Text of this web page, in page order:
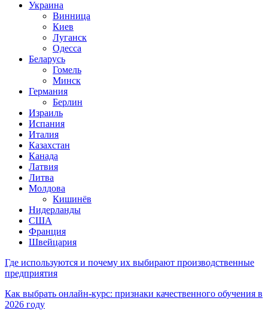
Украина
Винница
Киев
Луганск
Одесса
Беларусь
Гомель
Минск
Германия
Берлин
Израиль
Испания
Италия
Казахстан
Канада
Латвия
Литва
Молдова
Кишинёв
Нидерланды
США
Франция
Швейцария
Где используются и почему их выбирают производственные
предприятия
Как выбрать онлайн-курс: признаки качественного обучения в
2026 году